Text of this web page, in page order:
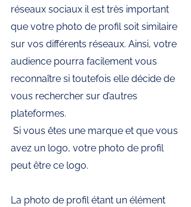
réseaux sociaux il est très important
que votre photo de profil soit similaire
sur vos différents réseaux. Ainsi, votre
audience pourra facilement vous
reconnaître si toutefois elle décide de
vous rechercher sur d’autres
plateformes.
avez un logo, votre photo de profil
peut être ce logo.
La photo de profil étant un élément